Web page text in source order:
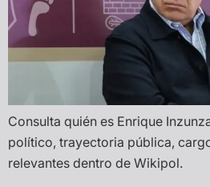
Consulta quién es Enrique
político, trayectoria pública,
relevantes dentro de Wikipol.